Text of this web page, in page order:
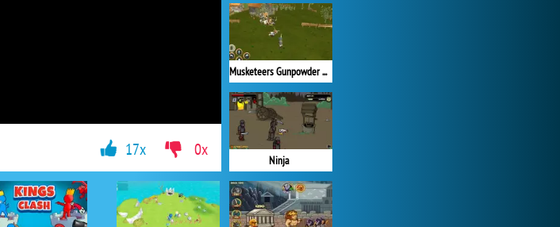
Musketeers Gunpowder vs Steel
Ninja
17x 0x